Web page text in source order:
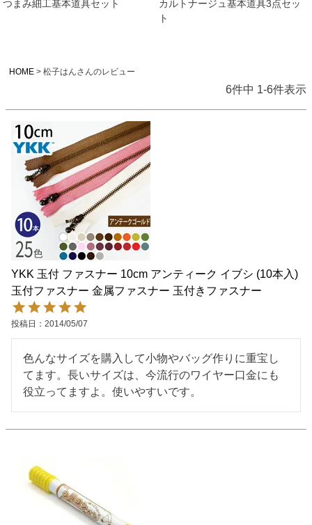
つまみ細工基本道具セット
カルトナージュ基本道具3点セッ
ト
HOME 松子はんさんのレビュー
6件中 1-6件表示
YKK 玉付 ファスナー 10cm アンティーク イブシ (10本入)
玉付ファスナー 金属ファスナー 玉付きファスナー
投稿日 2014/05/07
色んなサイズを購入して小物やバッグ作りに重宝し
てます。長いサイズは、今流行のワイヤー口金にも
役立ってますよ。使いやすいです。